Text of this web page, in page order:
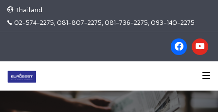
Thailand
02-574-2275, 081-807-2275, 081-736-2275, 093-140-2275